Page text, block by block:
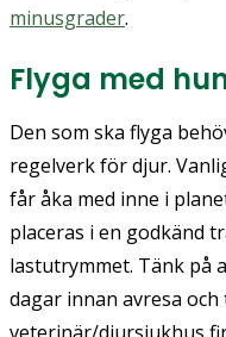
minusgrader.
Flyga med
Den som ska flyga
regelverk för djur.
får åka med inne i
placeras i en godkänd
lastutrymmet. Tänk på
dagar innan avresa